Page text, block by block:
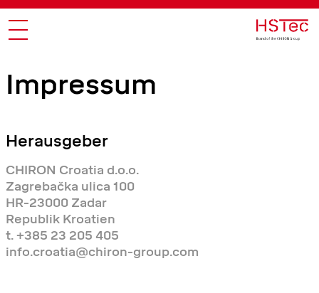
Impressum
Herausgeber
CHIRON Croatia d.o.o.
Zagrebačka ulica 100
HR-23000 Zadar
Republik Kroatien
t. +385 23 205 405
info.croatia@chiron-group.com